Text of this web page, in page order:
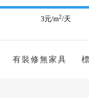
3元/m2/天
有裝修無家具